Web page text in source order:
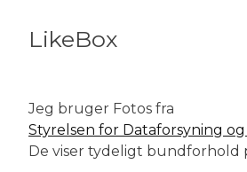
LikeBox
Jeg bruger Fotos fra
Styrelsen for Dataforsyning
De viser tydeligt bundforhold